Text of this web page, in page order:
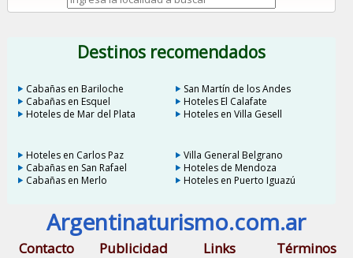
Destinos recomendados
Cabañas en Bariloche
San Martín de los Andes
Cabañas en Esquel
Hoteles El Calafate
Hoteles de Mar del Plata
Hoteles en Villa Gesell
Hoteles en Carlos Paz
Villa General Belgrano
Cabañas en San Rafael
Hoteles de Mendoza
Cabañas en Merlo
Hoteles en Puerto Iguazú
Argentinaturismo.com.ar
Contacto Publicidad Links Términos